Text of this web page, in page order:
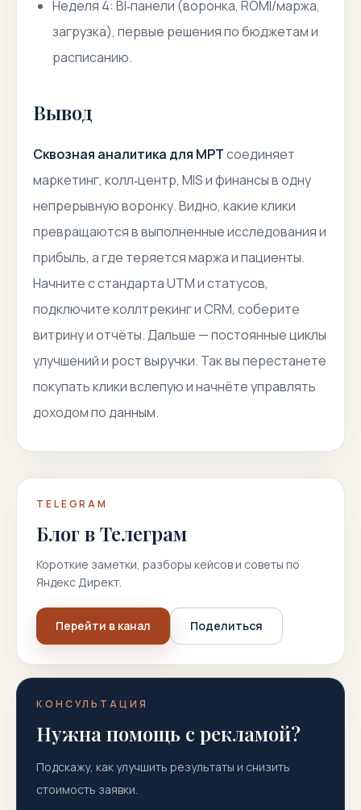
Неделя 4: BI‑панели (воронка, ROMI/маржа,
загрузка), первые решения по бюджетам и
расписанию.
Вывод
Сквозная аналитика для МРТсоединяет
маркетинг, колл‑центр, MIS и финансы в одну
непрерывную воронку. Видно, какие клики
превращаются в выполненные исследования и
прибыль, а где теряется маржа и пациенты.
Начните с стандарта UTM и статусов,
подключите коллтрекинг и CRM, соберите
витрину и отчёты. Дальше — постоянные циклы
улучшений и рост выручки. Так вы перестанете
покупать клики вслепую и начнёте управлять
доходом по данным.
TELEGRAM
Блог в Телеграм
Короткие заметки, разборы кейсов и советы по
Яндекс Директ.
Перейти в канал Поделиться
КОНСУЛЬТАЦИЯ
Нужна помощь с рекламой?
Подскажу, как улучшить результаты и снизить
стоимость заявки.